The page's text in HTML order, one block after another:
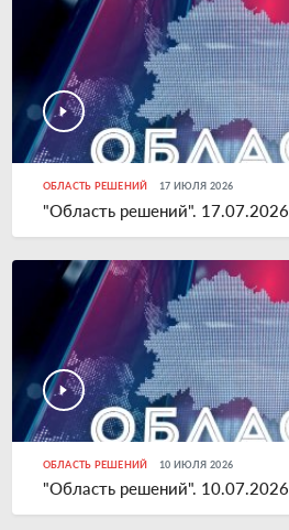
ОБЛАСТЬ РЕШЕНИЙ 17 ИЮЛЯ 2026
"Область решений". 17.07.2026
ОБЛАСТЬ РЕШЕНИЙ 10 ИЮЛЯ 2026
"Область решений". 10.07.2026